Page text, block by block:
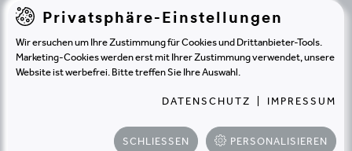
ADIDAS
HERZOGENAURACH | DEUTSCHLAND
Mit Leidenschaft für die World of Sports
Privatsphäre-Einstellungen
Wir ersuchen um Ihre Zustimmung für Cookies und Drittanbieter-Tools.
Marketing-Cookies werden erst mit Ihrer Zustimmung verwendet, unsere
Website ist werbefrei. Bitte treffen Sie Ihre Auswahl.
DATENSCHUTZ IMPRESSUM
SCHLIESSEN PERSONALISIEREN